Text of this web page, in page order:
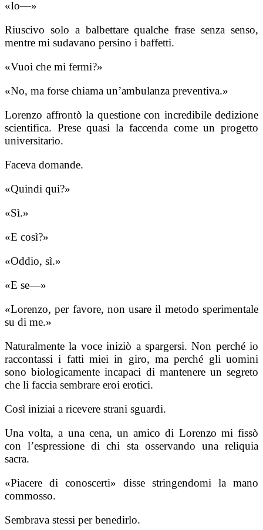
«Io—»
Riuscivo solo a balbettare qualche frase senza senso,
mentre mi sudavano persino i baffetti.
«Vuoi che mi fermi?»
«No, ma forse chiama un’ambulanza preventiva.»
Lorenzo affrontò la questione con incredibile dedizione
scientifica. Prese quasi la faccenda come un progetto
universitario.
Faceva domande.
«Quindi qui?»
«Sì.»
«E così?»
«Oddio, sì.»
«E se—»
«Lorenzo, per favore, non usare il metodo sperimentale
su di me.»
Naturalmente la voce iniziò a spargersi. Non perché io
raccontassi i fatti miei in giro, ma perché gli uomini
sono biologicamente incapaci di mantenere un segreto
che li faccia sembrare eroi erotici.
Così iniziai a ricevere strani sguardi.
Una volta, a una cena, un amico di Lorenzo mi fissò
con l’espressione di chi sta osservando una reliquia
sacra.
«Piacere di conoscerti» disse stringendomi la mano
commosso.
Sembrava stessi per benedirlo.